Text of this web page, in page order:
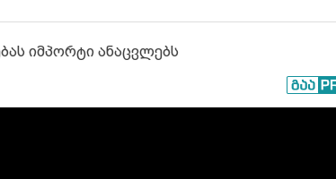
იმპორტი ანაცვლებს